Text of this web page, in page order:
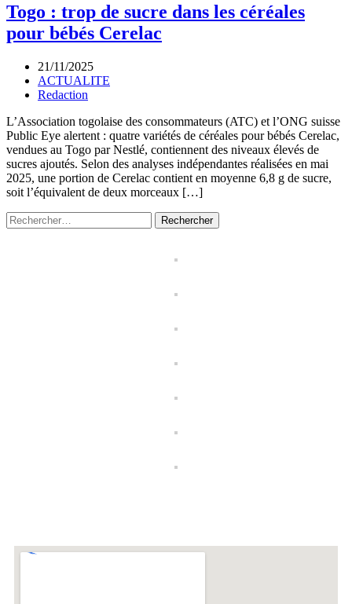
Togo : trop de sucre dans les céréales
pour bébés Cerelac
21/11/2025
ACTUALITE
Redaction
L’Association togolaise des consommateurs (ATC) et l’ONG suisse
Public Eye alertent : quatre variétés de céréales pour bébés Cerelac,
vendues au Togo par Nestlé, contiennent des niveaux élevés de
sucres ajoutés. Selon des analyses indépendantes réalisées en mai
2025, une portion de Cerelac contient en moyenne 6,8 g de sucre,
soit l’équivalent de deux morceaux […]